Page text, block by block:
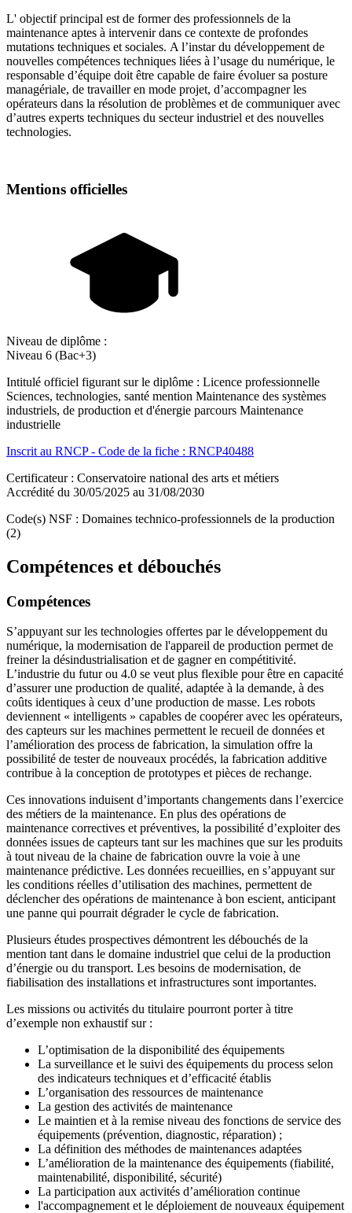
L' objectif principal est de former des professionnels de la
maintenance aptes à intervenir dans ce contexte de profondes
mutations techniques et sociales. A l’instar du développement de
nouvelles compétences techniques liées à l’usage du numérique, le
responsable d’équipe doit être capable de faire évoluer sa posture
managériale, de travailler en mode projet, d’accompagner les
opérateurs dans la résolution de problèmes et de communiquer avec
d’autres experts techniques du secteur industriel et des nouvelles
technologies.
Mentions officielles
Niveau de diplôme :
Niveau 6 (Bac+3)
Intitulé officiel figurant sur le diplôme : Licence professionnelle
Sciences, technologies, santé mention Maintenance des systèmes
industriels, de production et d'énergie parcours Maintenance
industrielle
Inscrit au RNCP - Code de la fiche : RNCP40488
Certificateur : Conservatoire national des arts et métiers
Accrédité du 30/05/2025 au 31/08/2030
Code(s) NSF : Domaines technico-professionnels de la production
(2)
Compétences et débouchés
Compétences
S’appuyant sur les technologies offertes par le développement du
numérique, la modernisation de l'appareil de production permet de
freiner la désindustrialisation et de gagner en compétitivité.
L’industrie du futur ou 4.0 se veut plus flexible pour être en capacité
d’assurer une production de qualité, adaptée à la demande, à des
coûts identiques à ceux d’une production de masse. Les robots
deviennent « intelligents » capables de coopérer avec les opérateurs,
des capteurs sur les machines permettent le recueil de données et
l’amélioration des process de fabrication, la simulation offre la
possibilité de tester de nouveaux procédés, la fabrication additive
contribue à la conception de prototypes et pièces de rechange.
Ces innovations induisent d’importants changements dans l’exercice
des métiers de la maintenance. En plus des opérations de
maintenance correctives et préventives, la possibilité d’exploiter des
données issues de capteurs tant sur les machines que sur les produits
à tout niveau de la chaine de fabrication ouvre la voie à une
maintenance prédictive. Les données recueillies, en s’appuyant sur
les conditions réelles d’utilisation des machines, permettent de
déclencher des opérations de maintenance à bon escient, anticipant
une panne qui pourrait dégrader le cycle de fabrication.
Plusieurs études prospectives démontrent les débouchés de la
mention tant dans le domaine industriel que celui de la production
d’énergie ou du transport. Les besoins de modernisation, de
fiabilisation des installations et infrastructures sont importantes.
Les missions ou activités du titulaire pourront porter à titre
d’exemple non exhaustif sur :
L’optimisation de la disponibilité des équipements
La surveillance et le suivi des équipements du process selon
des indicateurs techniques et d’efficacité établis
L’organisation des ressources de maintenance
La gestion des activités de maintenance
Le maintien et à la remise niveau des fonctions de service des
équipements (prévention, diagnostic, réparation) ;
La définition des méthodes de maintenances adaptées
L’amélioration de la maintenance des équipements (fiabilité,
maintenabilité, disponibilité, sécurité)
La participation aux activités d’amélioration continue
l'accompagnement et le déploiement de nouveaux équipement